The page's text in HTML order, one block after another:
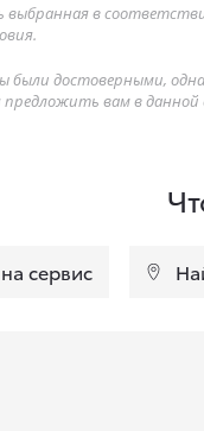
в
были достоверными,
вам в
сервис